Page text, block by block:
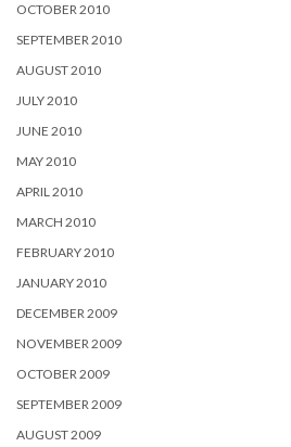
OCTOBER 2010
SEPTEMBER 2010
AUGUST 2010
JULY 2010
JUNE 2010
MAY 2010
APRIL 2010
MARCH 2010
FEBRUARY 2010
JANUARY 2010
DECEMBER 2009
NOVEMBER 2009
OCTOBER 2009
SEPTEMBER 2009
AUGUST 2009